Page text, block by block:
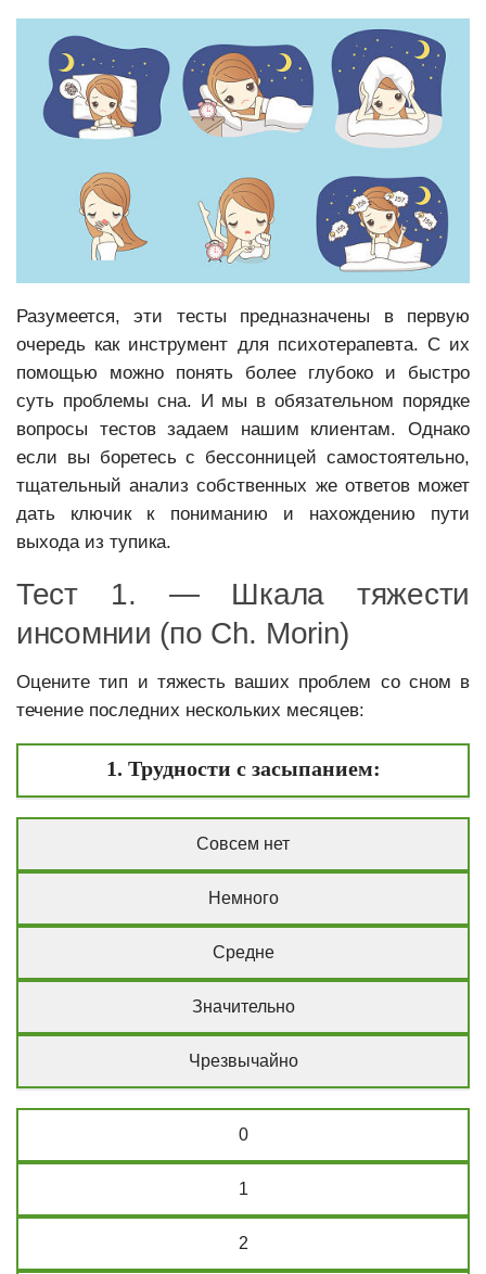
Разумеется, эти тесты предназначены в первую
очередь как инструмент для психотерапевта. С их
помощью можно понять более глубоко и быстро
суть проблемы сна. И мы в обязательном порядке
вопросы тестов задаем нашим клиентам. Однако
если вы боретесь с бессонницей самостоятельно,
тщательный анализ собственных же ответов может
дать ключик к пониманию и нахождению пути
выхода из тупика.
Тест 1. — Шкала тяжести
инсомнии (по Ch. Morin)
Оцените тип и тяжесть ваших проблем со сном в
течение последних нескольких месяцев:
1. Трудности с засыпанием:
Совсем нет
Немного
Средне
Значительно
Чрезвычайно
0
1
2